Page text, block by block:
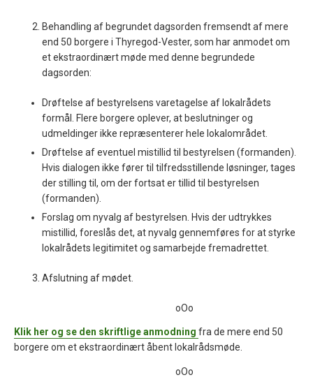
Behandling af begrundet dagsorden fremsendt af mere
end 50 borgere i Thyregod-Vester, som har anmodet om
et ekstraordinært møde med denne begrundede
dagsorden:
Drøftelse af bestyrelsens varetagelse af lokalrådets
formål. Flere borgere oplever, at beslutninger og
udmeldinger ikke repræsenterer hele lokalområdet.
Drøftelse af eventuel mistillid til bestyrelsen (formanden).
Hvis dialogen ikke fører til tilfredsstillende løsninger, tages
der stilling til, om der fortsat er tillid til bestyrelsen
(formanden).
Forslag om nyvalg af bestyrelsen. Hvis der udtrykkes
mistillid, foreslås det, at nyvalg gennemføres for at styrke
lokalrådets legitimitet og samarbejde fremadrettet.
Afslutning af mødet.
oOo
Klik her og se den skriftlige anmodning fra de mere end 50
borgere om et ekstraordinært åbent lokalrådsmøde.
oOo